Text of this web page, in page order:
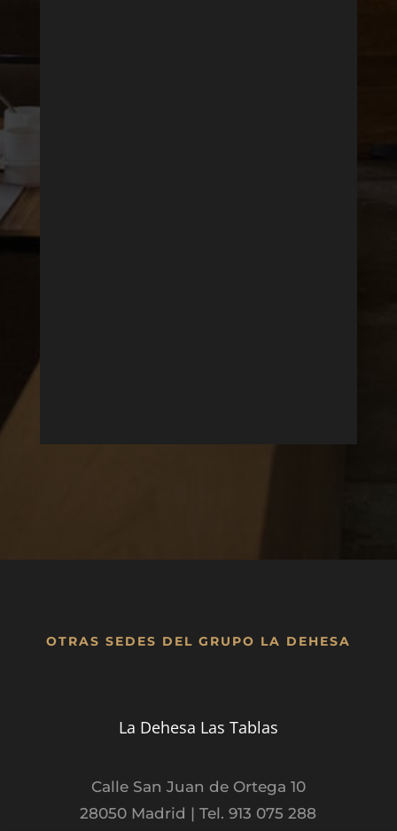
OTRAS SEDES DEL GRUPO LA DEHESA
La Dehesa Las Tablas
Calle San Juan de Ortega 10
28050 Madrid | Tel. 913 075 288